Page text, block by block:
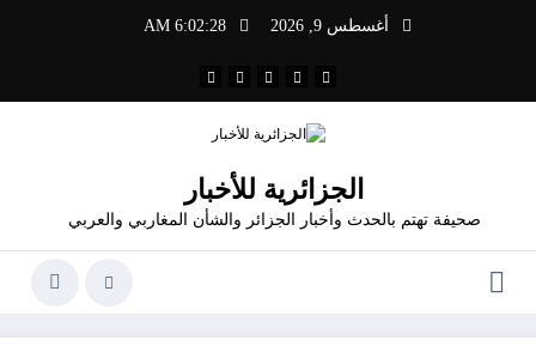
أغسطس 9, 2026 6:02:28 AM
الجزائرية للأخبار
صحيفة تهتم بالحدث وأخبار الجزائر والشأن المغاربي والعربي